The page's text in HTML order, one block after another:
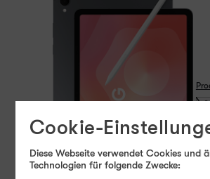
Cookie-
Diese Webseite verwendet Cookies und
Technologien für folgende Zwecke: